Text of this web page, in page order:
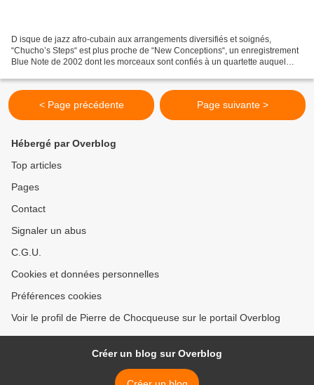
D isque de jazz afro-cubain aux arrangements diversifiés et soignés,
“Chucho’s Steps“ est plus proche de “New Conceptions“, un enregistrement
Blue Note de 2002 dont les morceaux sont confiés à un quartette auquel
< Page précédente Page suivante >
Hébergé par Overblog
Top articles
Pages
Contact
Signaler un abus
C.G.U.
Cookies et données personnelles
Préférences cookies
Voir le profil de Pierre de Chocqueuse sur le portail Overblog
Créer un blog sur Overblog